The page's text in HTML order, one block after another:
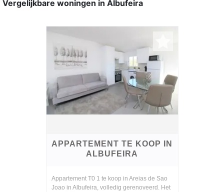
Vergelijkbare woningen in Albufeira
APPARTEMENT TE KOOP IN
ALBUFEIRA
Appartement T0 1 te koop in Areias de Sao
Joao in Albufeira, volledig gerenoveerd. Het